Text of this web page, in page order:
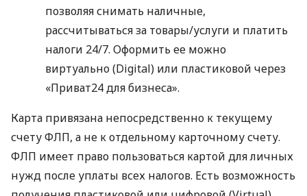
позволяя снимать наличные,
рассчитываться за товары/услуги и платить
налоги 24/7. Оформить ее можно
виртуально (Digital) или пластиковой через
«Приват24 для бизнеса».
Карта привязана непосредственно к текущему
счету ФЛП, а не к отдельному карточному счету.
ФЛП имеет право пользоваться картой для личных
нужд после уплаты всех налогов. Есть возможность